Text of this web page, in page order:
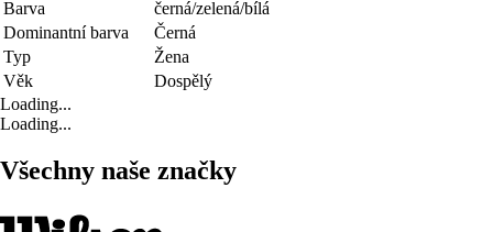
Barva
černá/zelená/bílá
Dominantní barva
Černá
Typ
Žena
Věk
Dospělý
Loading...
Loading...
Všechny naše značky